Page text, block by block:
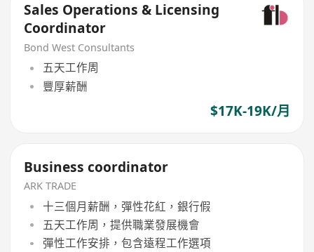
Sales Operations & Licensing
Coordinator
Bond West Consultants
五天工作周
豐厚薪酬
$17K-19K/月
Business coordinator
ARK TRADE
十三個月薪酬，彈性花紅，銀行假
五天工作周，提供職業發展機會
彈性工作安排，包含遠程工作選項